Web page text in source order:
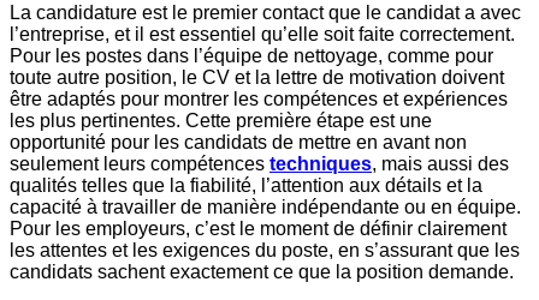
La candidature est le premier contact que le candidat a avec
l’entreprise, et il est essentiel qu’elle soit faite correctement.
Pour les postes dans l’équipe de nettoyage, comme pour
toute autre position, le CV et la lettre de motivation doivent
être adaptés pour montrer les compétences et expériences
les plus pertinentes. Cette première étape est une
opportunité pour les candidats de mettre en avant non
seulement leurs compétences techniques, mais aussi des
qualités telles que la fiabilité, l’attention aux détails et la
capacité à travailler de manière indépendante ou en équipe.
Pour les employeurs, c’est le moment de définir clairement
les attentes et les exigences du poste, en s’assurant que les
candidats sachent exactement ce que la position demande.